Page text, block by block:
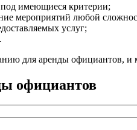
имеющиеся критерии;
мероприятий любой
услуг;
для аренды официантов, и
официантов